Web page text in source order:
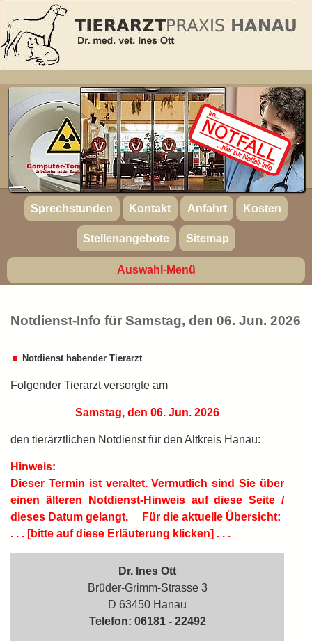
Sprechstunden Kontakt Anfahrt Kosten
Stellenangebote Sitemap
Auswahl-Menü
Notdienst-Info für Samstag, den 06. Jun. 2026
Notdienst habender Tierarzt
Folgender Tierarzt versorgte am
Samstag, den 06. Jun. 2026
den tierärztlichen Notdienst für den Altkreis Hanau:
Hinweis:
Dieser Termin ist veraltet.Vermutlich sind Sie über
einen älteren Notdienst-Hinweis auf diese Seite /
dieses Datum gelangt.
Für die aktuelle Übersicht:
. . . [bitte auf diese Erläuterung klicken] . . .
Dr. Ines Ott
Brüder-Grimm-Strasse 3
D 63450 Hanau
Telefon: 06181 - 22492